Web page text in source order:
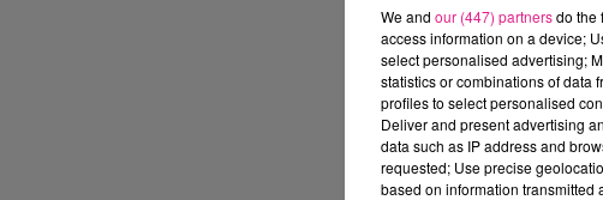
We and our (447) partnersdo the
access information on a device;
select personalised advertising;
statistics or combinations of data
profiles to select personalised
Deliver and present advertising
data such as IP address and
requested; Use precise
based on information transmitted